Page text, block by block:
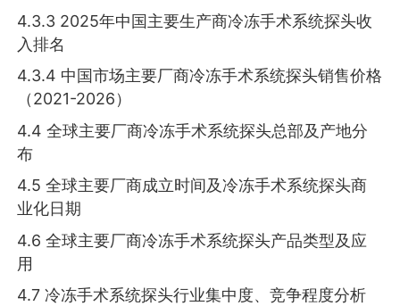
4.3.3 2025年中国主要生产商冷冻手术系统探头收
入排名
4.3.4 中国市场主要厂商冷冻手术系统探头销售价格
（2021-2026）
4.4 全球主要厂商冷冻手术系统探头总部及产地分
布
4.5 全球主要厂商成立时间及冷冻手术系统探头商
业化日期
4.6 全球主要厂商冷冻手术系统探头产品类型及应
用
4.7 冷冻手术系统探头行业集中度、竞争程度分析